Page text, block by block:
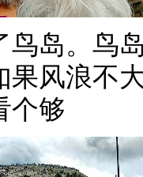
鸟岛。鸟
果风浪不
个够